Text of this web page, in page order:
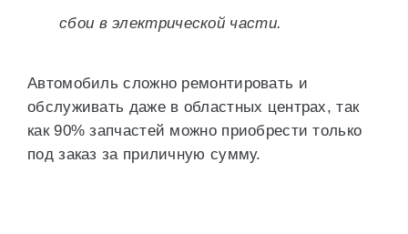
сбои в электрической части.
Автомобиль сложно ремонтировать и
обслуживать даже в областных центрах, так
как 90% запчастей можно приобрести только
под заказ за приличную сумму.